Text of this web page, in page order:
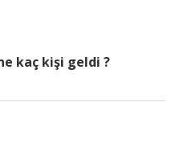
kaç kişi geldi ?